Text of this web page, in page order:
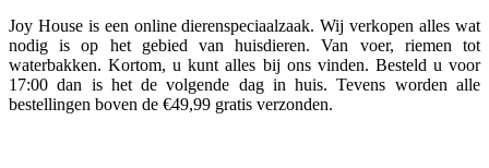
Joy House is een online dierenspeciaalzaak. Wij verkopen alles wat
nodig is op het gebied van huisdieren. Van voer, riemen tot
waterbakken. Kortom, u kunt alles bij ons vinden. Besteld u voor
17:00 dan is het de volgende dag in huis. Tevens worden alle
bestellingen boven de €49,99 gratis verzonden.